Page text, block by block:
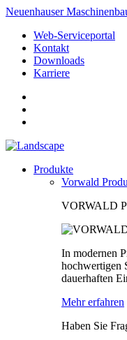
Neuenhauser
Web-Serviceportal
Kontakt
Downloads
Karriere
Produkte
Vorwald
VORWALD
In modernen
hochwertigen
dauerhaften
Mehr erfahren
Haben Sie